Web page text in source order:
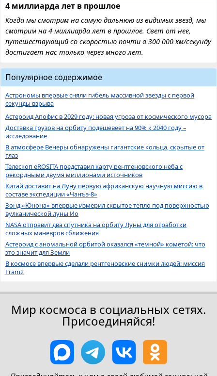
4 миллиарда лет в прошлое
Когда мы смотрим на самую дальнюю из видимых звезд, мы
смотрим на 4 миллиарда лет в прошлое. Свет от нее,
путешествующий со скоростью почти в 300 000 км/секунду
достигает нас только через много лет.
Популярное содержимое
Астрономы впервые сняли гибель массивной звезды с первой
секунды взрыва
Астероид Апофис в 2029 году: новая угроза от космического мусора
Доставка грузов на орбиту подешевеет на 90% к 2040 году –
исследование
В атмосфере Венеры обнаружены гигантские кольца, скрытые от
глаз
Телескоп eROSITA представил карту рентгеновского неба с
рекордными двумя миллионами источников
Китай доставит на Луну первую африканскую научную миссию в
составе экспедиции «Чанъэ-8»
Зонд «Юнона» впервые измерил скрытое тепло под поверхностью
вулканической луны Ио
NASA отправит два спутника на орбиту Луны для отработки
сложных маневров сближения
Астероид с аномальной орбитой оказался «темной» кометой: что
это значит для Земли
В космосе впервые сделали рентгеновские снимки людей: миссия
Fram2
Мир космоса в социальных сетях.
Присоединяйся!